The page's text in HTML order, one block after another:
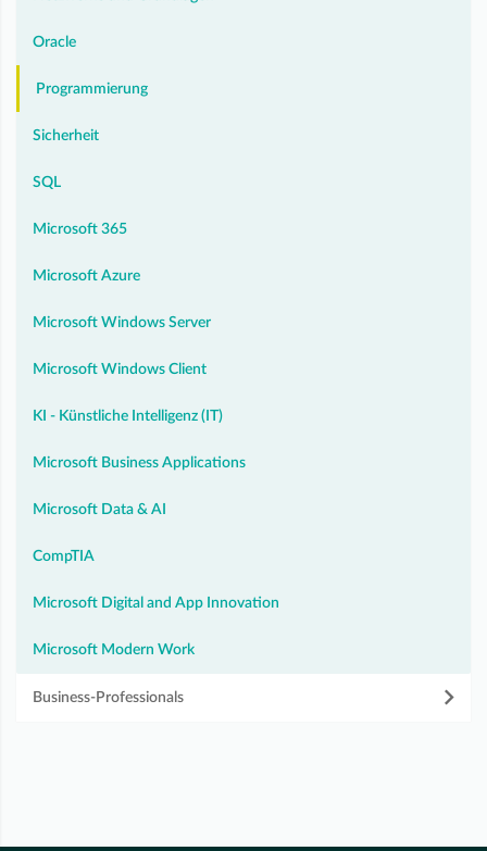
Oracle
Programmierung
Sicherheit
SQL
Microsoft 365
Microsoft Azure
Microsoft Windows Server
Microsoft Windows Client
KI - Künstliche Intelligenz (IT)
Microsoft Business Applications
Microsoft Data & AI
CompTIA
Microsoft Digital and App Innovation
Microsoft Modern Work
Business-Professionals